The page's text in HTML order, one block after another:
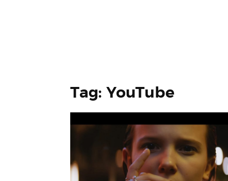
Tag: YouTube